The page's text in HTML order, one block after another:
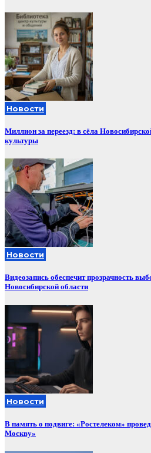
Новости
Миллион за переезд: в сёла
культуры
Новости
Видеозапись обеспечит прозрачность
Новосибирской области
Новости
В память о подвиге: «Ростелеком»
Москву»